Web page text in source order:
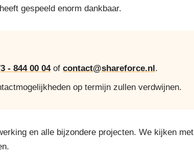
gespeeld enorm dankbaar.
- 844 00 04of contact@shareforce.nl.
op termijn zullen verdwijnen.
en alle bijzondere projecten. We kijken met